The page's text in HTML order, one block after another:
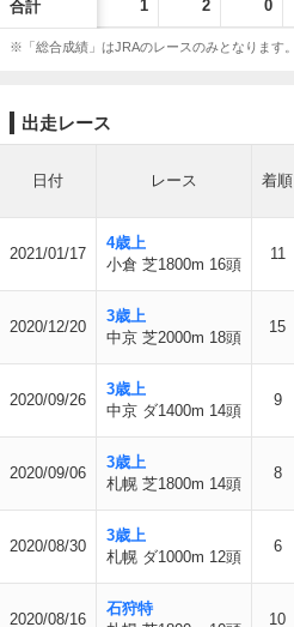
合計 1 2 0
※「総合成績」はJRAのレースのみとなります。
出走レース
日付 レース 着順
2021/01/17
4歳上
小倉 芝1800m 16頭
11
2020/12/20
3歳上
中京 芝2000m 18頭
15
2020/09/26
3歳上
中京 ダ1400m 14頭
9
2020/09/06
3歳上
札幌 芝1800m 14頭
8
2020/08/30
3歳上
札幌 ダ1000m 12頭
6
2020/08/16
石狩特
10